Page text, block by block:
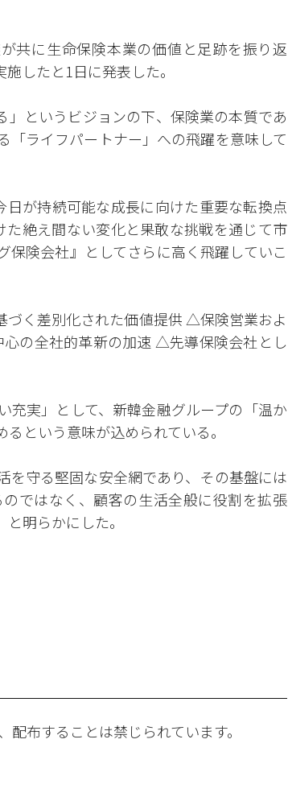
共に生命保険本業の価値と足跡を振り返
したと1日に発表した。
」というビジョンの下、保険業の本質であ
「ライフパートナー」への飛躍を意味して
が持続可能な成長に向けた重要な転換点
絶え間ない変化と果敢な挑戦を通じて市
険会社』としてさらに高く飛躍していこ
く差別化された価値提供 △保険営業およ
の全社的革新の加速 △先導保険会社とし
充実」として、新韓金融グループの「温か
という意味が込められている。
を守る堅固な安全網であり、その基盤には
ではなく、顧客の生活全般に役割を拡張
明らかにした。
布することは禁じられています。